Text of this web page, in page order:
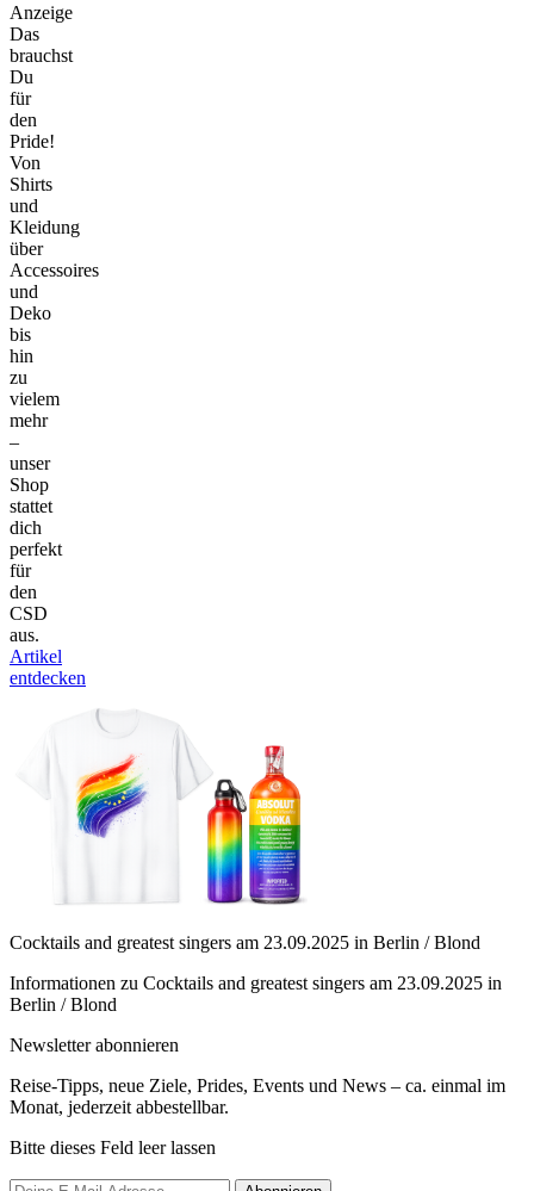
Anzeige
Das
brauchst
Du
für
den
Pride!
Von
Shirts
und
Kleidung
über
Accessoires
und
Deko
bis
hin
zu
vielem
mehr
–
unser
Shop
stattet
dich
perfekt
für
den
CSD
aus.
Artikel
entdecken
Cocktails and greatest singers am 23.09.2025 in Berlin / Blond
Informationen zu Cocktails and greatest singers am 23.09.2025 in
Berlin / Blond
Newsletter abonnieren
Reise-Tipps, neue Ziele, Prides, Events und News – ca. einmal im
Monat, jederzeit abbestellbar.
Bitte dieses Feld leer lassen